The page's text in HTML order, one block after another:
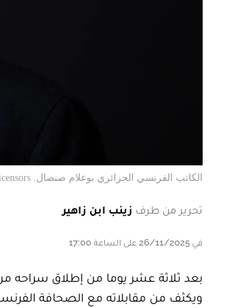
الكاتب الفرنسي الجزائري بوعلام صنصال. AFP or licensors
تحرير من طرف زينب ابن زاهير
في 26/11/2025 على الساعة 17:00
بعد ثلاثة عشر يوما من إطلاق سراحه
ويكثف من مقابلاته مع الصحافة